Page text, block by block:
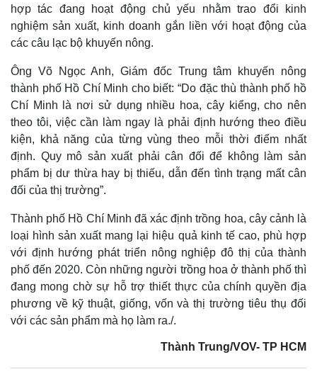
hợp tác đang hoạt động chủ yếu nhằm trao đổi kinh
nghiệm sản xuất, kinh doanh gắn liền với hoạt động của
các câu lạc bộ khuyến nông.
Ông Võ Ngọc Anh, Giám đốc Trung tâm khuyến nông
thành phố Hồ Chí Minh cho biết: “Do đặc thù thành phố hồ
Chí Minh là nơi sử dụng nhiều hoa, cây kiểng, cho nên
theo tôi, việc cần làm ngay là phải định hướng theo điều
kiện, khả năng của từng vùng theo mỗi thời điểm nhất
định. Quy mô sản xuất phải cân đối để không làm sản
phẩm bị dư thừa hay bị thiếu, dẫn đến tình trạng mất cân
đối của thị trường”.
Thành phố Hồ Chí Minh đã xác định trồng hoa, cây cảnh là
loại hình sản xuất mang lại hiệu quả kinh tế cao, phù hợp
với định hướng phát triển nông nghiệp đô thị của thành
phố đến 2020. Còn những người trồng hoa ở thành phố thì
đang mong chờ sự hỗ trợ thiết thực của chính quyền địa
phương về kỹ thuật, giống, vốn và thị trường tiêu thụ đối
với các sản phẩm mà họ làm ra./.
Thành Trung/VOV- TP HCM